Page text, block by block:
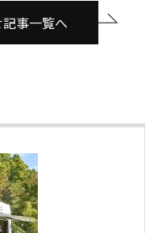
事一覧へ